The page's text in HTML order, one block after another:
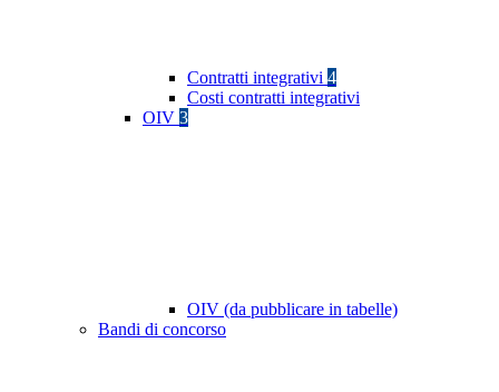
Contratti integrativi 4
Costi contratti integrativi
OIV 3
OIV (da pubblicare in tabelle)
Bandi di concorso